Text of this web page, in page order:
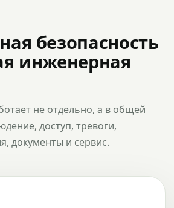
безопасность
инженерная
не отдельно, а в общей
доступ, тревоги,
документы и сервис.